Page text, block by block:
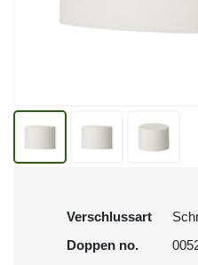
Verschlussart
Doppen no.